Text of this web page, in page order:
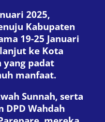
2025,
Kabupaten
19-25 Januari
ke Kota
yang padat
manfaat.
Sunnah, serta
DPD Wahdah